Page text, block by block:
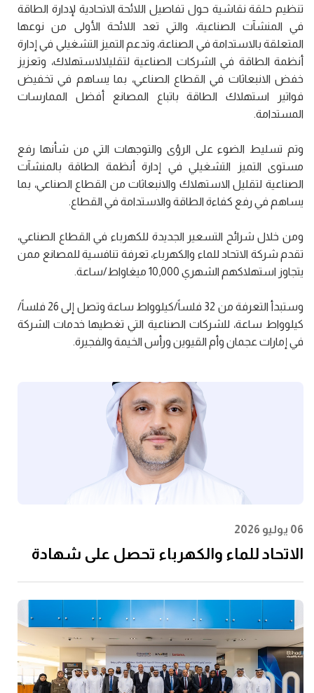
تنظيم حلقة نقاشية حول تفاصيل اللائحة الاتحادية لإدارة الطاقة
في المنشآت الصناعية، والتي تعد اللائحة الأولى من نوعها
المتعلقة بالاستدامة في الصناعة، وتدعم التميز التشغيلي في إدارة
أنظمة الطاقة في الشركات الصناعية لتقليلالاستهلاك، وتعزيز
خفض الانبعاثات في القطاع الصناعي، بما يساهم في تخفيض
فواتير استهلاك الطاقة باتباع المصانع أفضل الممارسات
المستدامة.
وتم تسليط الضوء على الرؤى والتوجهات التي من شأنها رفع
مستوى التميز التشغيلي في إدارة أنظمة الطاقة بالمنشآت
الصناعية لتقليل الاستهلاك والانبعاثات من القطاع الصناعي، بما
يساهم في رفع كفاءة الطاقة والاستدامة في القطاع.
ومن خلال شرائح التسعير الجديدة للكهرباء في القطاع الصناعي،
تقدم شركة الاتحاد للماء والكهرباء، تعرفة تنافسية للمصانع ممن
يتجاوز استهلاكهم الشهري 10,000 ميغاواط/ساعة.
وستبدأ التعرفة من 32 فلساً/كيلوواط ساعة وتصل إلى 26 فلساً/
كيلوواط ساعة، للشركات الصناعية التي تغطيها خدمات الشركة
في إمارات عجمان وأم القيوين ورأس الخيمة والفجيرة.
06 يوليو 2026
الاتحاد للماء والكهرباء تحصل على شهادة